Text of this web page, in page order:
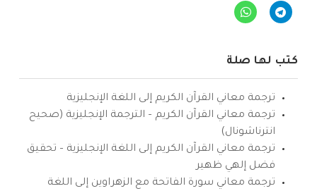
كتب لها صلة
ترجمة معاني القرآن الكريم إلى اللغة الإنجليزية
ترجمة معاني القرآن الكريم – الترجمة الإنجليزية (صحيح
انترناشونال)
ترجمة معاني القرآن الكريم إلى اللغة الإنجليزية – تحقيق
فضل إلهي ظهير
ترجمة معاني سورة الفاتحة مع الزهراوين إلى اللغة